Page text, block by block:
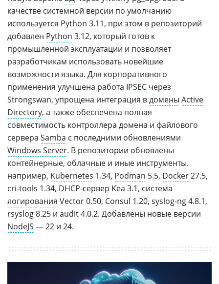
качестве системной версии по умолчанию
используется Python 3.11, при этом в репозиторий
добавлен Python 3.12, который готов к
промышленной эксплуатации и позволяет
разработчикам использовать новейшие
возможности языка. Для корпоративного
применения улучшена работа IPSEC через
Strongswan, упрощена интеграция вдомены Active
Directory, а также обеспечена полная
совместимость контроллера домена и файлового
сервера Samba с последними обновлениями
Windows Server. В репозитории обновлены
контейнерные, облачные и иные инструменты.
например, Kubernetes 1.34, Podman 5.5, Docker27.5,
cri-tools 1.34, DHCP-сервер Kea 3.1, система
логирования Vector 0.50, Consul 1.20, syslog-ng 4.8.1,
rsyslog 8.25 и audit 4.0.2. Добавлены новые версии
NodeJS — 22 и 24.